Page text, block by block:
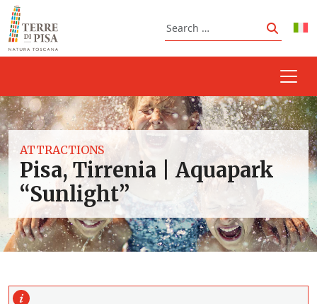
Skip to content
Search
Search
ATTRACTIONS
Pisa, Tirrenia | Aquapark
“Sunlight”